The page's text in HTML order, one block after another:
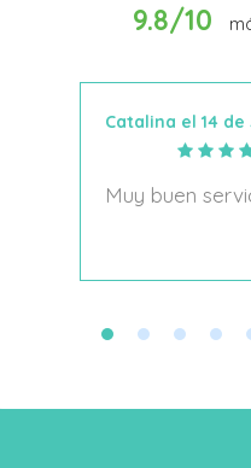
9.8/10
Catalina el 14
Muy buen